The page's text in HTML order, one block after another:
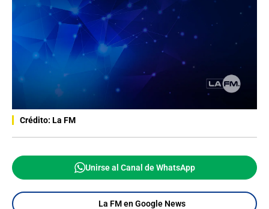
Crédito: La FM
Unirse al Canal de WhatsApp
La FM en Google News